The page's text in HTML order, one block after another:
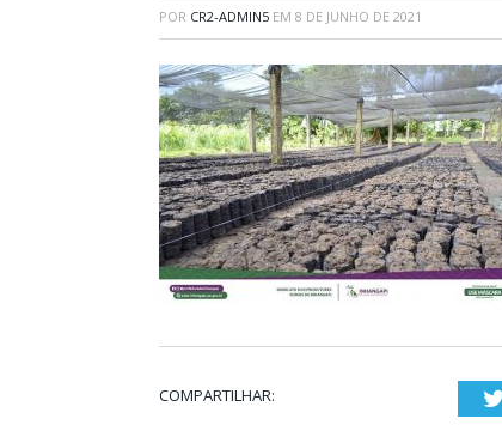
POR CR2-ADMIN5 EM 8 DE JUNHO DE 2021
COMPARTILHAR: